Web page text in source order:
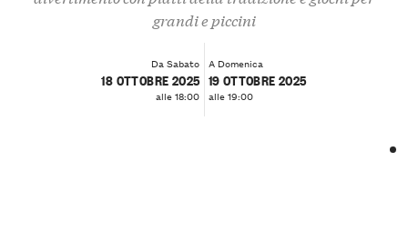
grandi e piccini
Da Sabato
18 OTTOBRE 2025
alle 18:00
A Domenica
19 OTTOBRE 2025
alle 19:00